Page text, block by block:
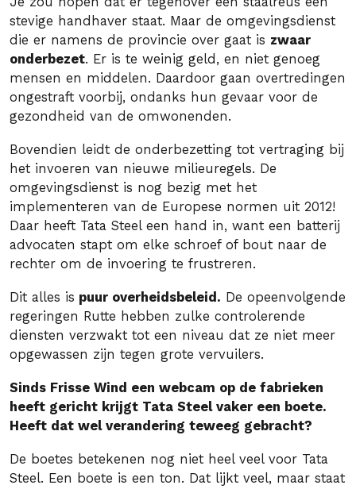
stevige handhaver staat. Maar de omgevingsdienst
die er namens de provincie over gaat is zwaar
onderbezet. Er is te weinig geld, en niet genoeg
mensen en middelen. Daardoor gaan overtredingen
ongestraft voorbij, ondanks hun gevaar voor de
gezondheid van de omwonenden.
Bovendien leidt de onderbezetting tot vertraging bij
het invoeren van nieuwe milieuregels. De
omgevingsdienst is nog bezig met het
implementeren van de Europese normen uit 2012!
Daar heeft Tata Steel een hand in, want een batterij
advocaten stapt om elke schroef of bout naar de
rechter om de invoering te frustreren.
Dit alles is puur overheidsbeleid. De opeenvolgende
regeringen Rutte hebben zulke controlerende
diensten verzwakt tot een niveau dat ze niet meer
opgewassen zijn tegen grote vervuilers.
Sinds Frisse Wind een webcam op de fabrieken
heeft gericht krijgt Tata Steel vaker een boete.
Heeft dat wel verandering teweeg gebracht?
De boetes betekenen nog niet heel veel voor Tata
Steel. Een boete is een ton. Dat lijkt veel, maar staat